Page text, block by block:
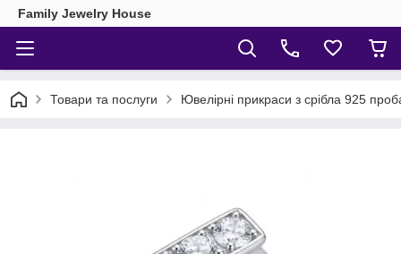
Family Jewelry House
Товари та послуги Ювелірні прикраси з срібла 925